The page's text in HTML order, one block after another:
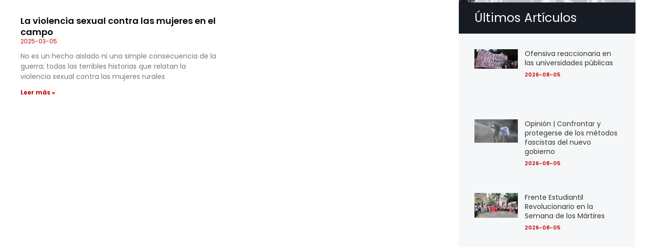
La violencia sexual contra las mujeres en el
campo
2025-03-05
No es un hecho aislado ni una simple consecuencia de la
guerra; todas las terribles historias que relatan la
violencia sexual contra las mujeres rurales
Leer más »
Últimos Artículos
Ofensiva reaccionaria en
las universidades públicas
2026-08-05
Opinión | Confrontar y
protegerse de los métodos
fascistas del nuevo
gobierno
2026-08-05
Frente Estudiantil
Revolucionario en la
Semana de los Mártires
2026-08-05